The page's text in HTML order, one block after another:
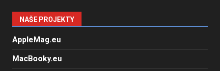
NAŠE PROJEKTY
AppleMag.eu
MacBooky.eu